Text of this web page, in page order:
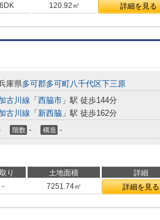
6DK 120.92㎡ 詳細を見る
庫県多可郡多可町八千代区下三原
古川線 「 西脇市 」駅 徒歩144分
古川線 「 新西脇 」駅 徒歩162分
階数 - 構造 -
り 土地面積 詳細
- 7251.74㎡ 詳細を見る